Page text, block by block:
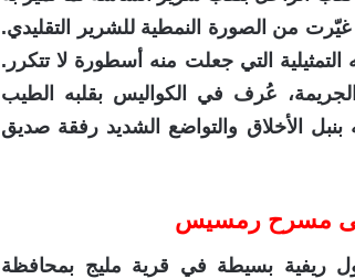
من الصورة النمطية للشرير التقليدي.
التي جعلت منه أسطورة لا تتكرر.
عُرف في الكواليس بقلبه الطيب
الأخلاق والتواضع الشديد رفقة صديق
إلى مسرح رمسيس
ريفية بسيطة في قرية مليج بمحافظة